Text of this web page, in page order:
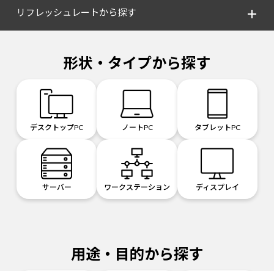
リフレッシュレートから探す
形状・タイプから探す
デスクトップPC ノートPC タブレットPC
サーバー ワークステーション ディスプレイ
用途・目的から探す